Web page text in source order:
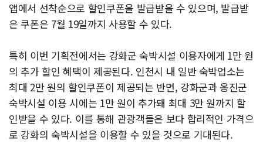
앱에서 선착순으로 할인쿠폰을 발급받을 수 있으며, 발급받
은 쿠폰은 7월 19일까지 사용할 수 있다.
특히 이번 기획전에서는 강화군 숙박시설 이용자에게 1만 원
의 추가 할인 혜택이 제공된다. 인천시 내 일반 숙박업소는
최대 2만 원의 할인쿠폰이 제공되는 반면, 강화군과 옹진군
숙박시설 이용 시에는 1만 원이 추가돼 최대 3만 원까지 할
인받을 수 있다. 이를 통해 관광객들은 보다 합리적인 가격으
로 강화의 숙박시설을 이용할 수 있을 것으로 기대된다.